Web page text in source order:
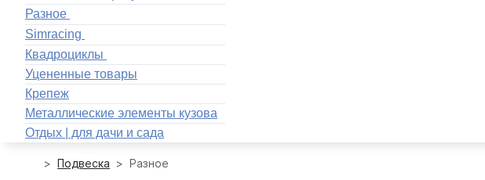
Разное
Simracing
Квадроциклы
Уцененные товары
Крепеж
Металлические элементы кузова
Отдых | для дачи и сада
Подвеска Разное